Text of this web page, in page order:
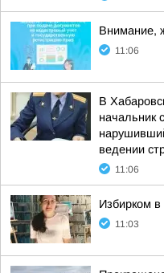
Внимание,
11:06
В
начальник
ведении
11:06
Избирком
11:03